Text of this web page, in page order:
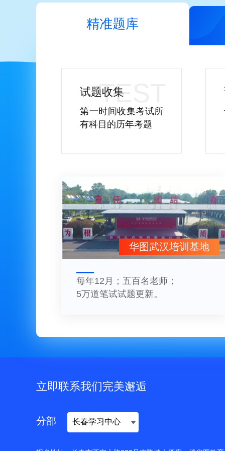
精准题库
试题收集
第一时间收集考试所
有科目的历年考题
华图武汉培训基地
每年12月；五百名老师；
5万道笔试试题更新。
立即联系我们完美邂逅
分部